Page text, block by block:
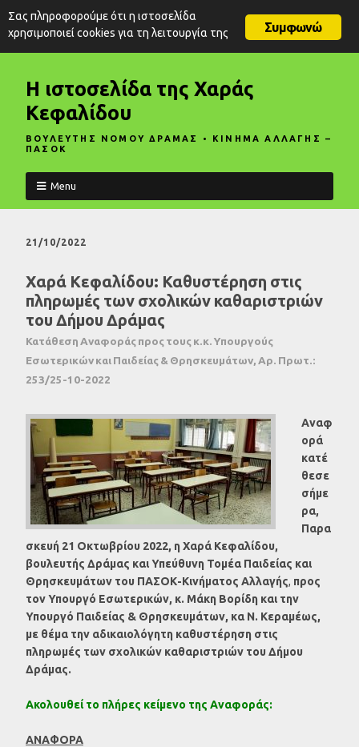
Η ιστοσελίδα της Χαράς
Κεφαλίδου
ΒΟΥΛΕΥΤΗΣ ΝΟΜΟΥ ΔΡΑΜΑΣ • ΚΙΝΗΜΑ ΑΛΛΑΓΗΣ –
ΠΑΣΟΚ
Menu
21/10/2022
Χαρά Κεφαλίδου: Καθυστέρηση στις
πληρωμές των σχολικών καθαριστριών
του Δήμου Δράμας
Κατάθεση Αναφοράς προς τους κ.κ. Υπουργούς
Εσωτερικών και Παιδείας & Θρησκευμάτων, Αρ. Πρωτ.:
253/25-10-2022
Αναφ
ορά
κατέ
θεσε
σήμε
ρα,
Παρα
σκευή 21 Οκτωβρίου 2022, η Χαρά Κεφαλίδου,
βουλευτής Δράμας και Υπεύθυνη Τομέα Παιδείας και
Θρησκευμάτων του ΠΑΣΟΚ-Κινήματος Αλλαγής, προς
τον Υπουργό Εσωτερικών, κ. Μάκη Βορίδη και την
Υπουργό Παιδείας & Θρησκευμάτων, κα Ν. Κεραμέως,
με θέμα την αδικαιολόγητη καθυστέρηση στις
πληρωμές των σχολικών καθαριστριών του Δήμου
Δράμας.
Ακολουθεί το πλήρες κείμενο της Αναφοράς:
ΑΝΑΦΟΡΑ
Συμφωνώ
Σας πληροφορούμε ότι η ιστοσελίδα
χρησιμοποιεί cookies για τη λειτουργία της